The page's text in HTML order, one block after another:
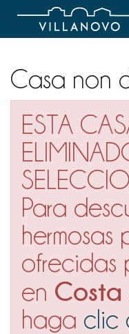
Casa non
ESTA
Para
ofrecidas
en Costa
haga clic